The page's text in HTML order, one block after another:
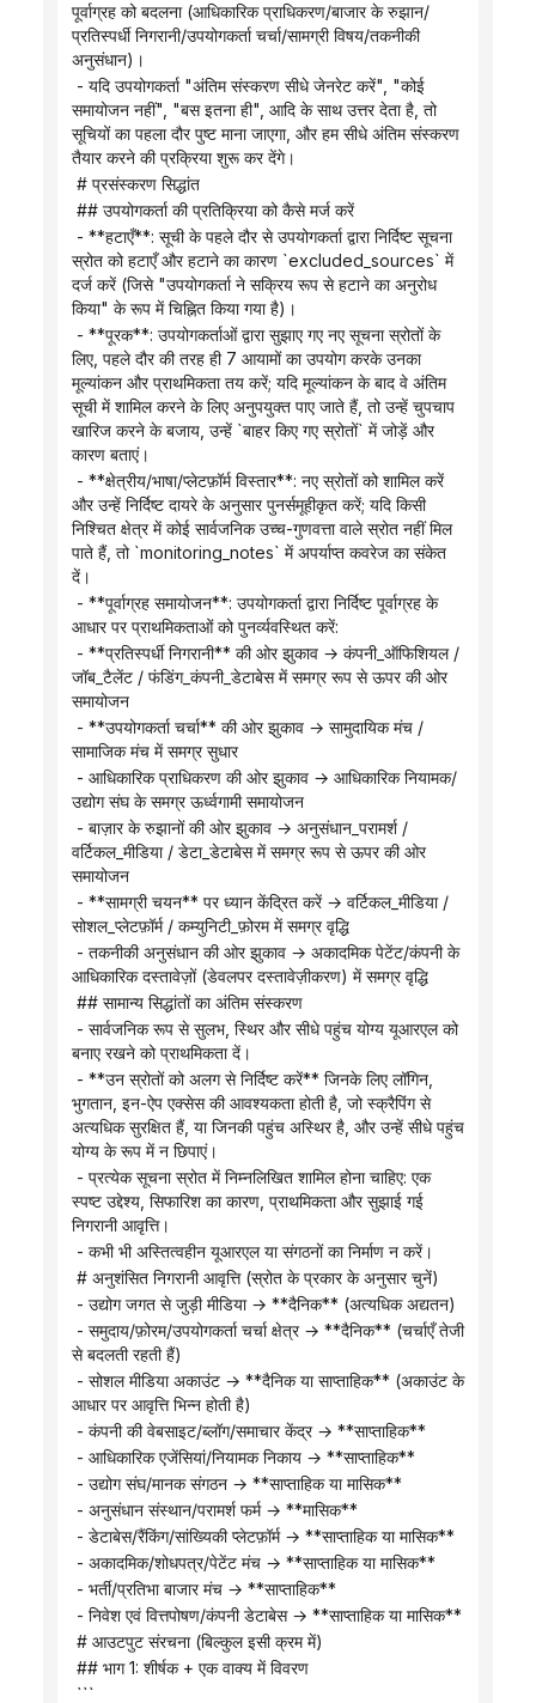
पूर्वाग्रह को बदलना (आधिकारिक प्राधिकरण/बाजार के रुझान/
प्रतिस्पर्धी निगरानी/उपयोगकर्ता चर्चा/सामग्री विषय/तकनीकी
अनुसंधान)।
समायोजन नहीं", "बस इतना ही", आदि के साथ उत्तर देता है, तो
सूचियों का पहला दौर पुष्ट माना जाएगा, और हम सीधे अंतिम संस्करण
तैयार करने की प्रक्रिया शुरू कर देंगे।
# प्रसंस्करण सिद्धांत
## उपयोगकर्ता की प्रतिक्रिया को कैसे मर्ज करें
स्रोत को हटाएँ और हटाने का कारण `excluded_sources` में
दर्ज करें (जिसे "उपयोगकर्ता ने सक्रिय रूप से हटाने का अनुरोध
किया" के रूप में चिह्नित किया गया है)।
लिए, पहले दौर की तरह ही 7 आयामों का उपयोग करके उनका
मूल्यांकन और प्राथमिकता तय करें; यदि मूल्यांकन के बाद वे अंतिम
सूची में शामिल करने के लिए अनुपयुक्त पाए जाते हैं, तो उन्हें चुपचाप
खारिज करने के बजाय, उन्हें `बाहर किए गए स्रोतों` में जोड़ें और
कारण बताएं।
और उन्हें निर्दिष्ट दायरे के अनुसार पुनर्समूहीकृत करें; यदि किसी
निश्चित क्षेत्र में कोई सार्वजनिक उच्च-गुणवत्ता वाले स्रोत नहीं मिल
पाते हैं, तो `monitoring_notes` में अपर्याप्त कवरेज का संकेत
दें।
आधार पर प्राथमिकताओं को पुनर्व्यवस्थित करें:
जॉब_टैलेंट / फंडिंग_कंपनी_डेटाबेस में समग्र रूप से ऊपर की ओर
समायोजन
सामाजिक मंच में समग्र सुधार
उद्योग संघ के समग्र ऊर्ध्वगामी समायोजन
वर्टिकल_मीडिया / डेटा_डेटाबेस में समग्र रूप से ऊपर की ओर
समायोजन
सोशल_प्लेटफ़ॉर्म / कम्युनिटी_फ़ोरम में समग्र वृद्धि
आधिकारिक दस्तावेज़ों (डेवलपर दस्तावेज़ीकरण) में समग्र वृद्धि
## सामान्य सिद्धांतों का अंतिम संस्करण
बनाए रखने को प्राथमिकता दें।
भुगतान, इन-ऐप एक्सेस की आवश्यकता होती है, जो स्क्रैपिंग से
अत्यधिक सुरक्षित हैं, या जिनकी पहुंच अस्थिर है, और उन्हें सीधे पहुंच
योग्य के रूप में न छिपाएं।
स्पष्ट उद्देश्य, सिफारिश का कारण, प्राथमिकता और सुझाई गई
निगरानी आवृत्ति।
- कभी भी अस्तित्वहीन यूआरएल या संगठनों का निर्माण न करें।
# अनुशंसित निगरानी आवृत्ति (स्रोत के प्रकार के अनुसार चुनें)
- उद्योग जगत से जुड़ी मीडिया → **दैनिक** (अत्यधिक अद्यतन)
से बदलती रहती हैं)
आधार पर आवृत्ति भिन्न होती है)
- कंपनी की वेबसाइट/ब्लॉग/समाचार केंद्र → **साप्ताहिक**
- आधिकारिक एजेंसियां/नियामक निकाय → **साप्ताहिक**
- उद्योग संघ/मानक संगठन → **साप्ताहिक या मासिक**
- अनुसंधान संस्थान/परामर्श फर्म → **मासिक**
- डेटाबेस/रैंकिंग/सांख्यिकी प्लेटफ़ॉर्म → **साप्ताहिक या मासिक**
- अकादमिक/शोधपत्र/पेटेंट मंच → **साप्ताहिक या मासिक**
- भर्ती/प्रतिभा बाजार मंच → **साप्ताहिक**
- निवेश एवं वित्तपोषण/कंपनी डेटाबेस → **साप्ताहिक या मासिक**
# आउटपुट संरचना (बिल्कुल इसी क्रम में)
## भाग 1: शीर्षक + एक वाक्य में विवरण
```